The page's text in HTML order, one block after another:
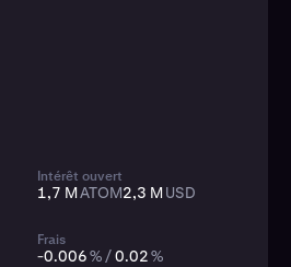
Intérêt ouvert
1,7 MATOM2,3 MUSD
Frais
-0.006% /0.02%